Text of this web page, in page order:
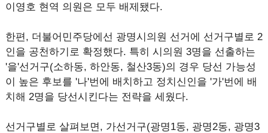
이영호 현역 의원은 모두 배제됐다.
한편, 더불어민주당에선 광명시의원 선거에 선거구별로 2
인을 공천하기로 확정했다. 특히 시의원 3명을 선출하는
'을'선거구(소하동, 하안동, 철산3동)의 경우 당선 가능성
이 높은 후보를 '나'번에 배치하고 정치신인을 '가'번에 배
치해 2명을 당선시킨다는 전략을 세웠다.
선거구별로 살펴보면, 가선거구(광명1동, 광명2동, 광명3